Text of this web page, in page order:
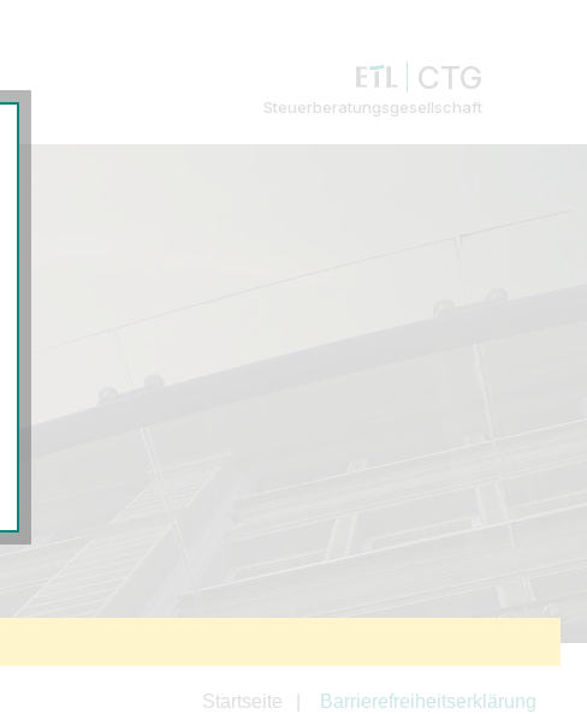
CTG
Steuerberatungsgesellschaft
Startseite Barrierefreiheitserklärung